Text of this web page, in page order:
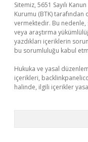
Sitemiz, 5651 Sayılı
Kurumu (BTK) tarafından
vermektedir. Bu
veya araştırma
yazdıkları içeriklerin
bu sorumluluğu kabul
Hukuka ve yasal
içerikleri,
halinde, ilgili içerikler